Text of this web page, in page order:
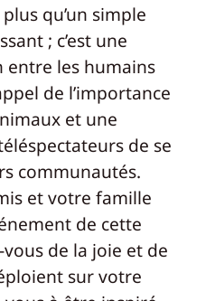
qu’un simple
; c’est une
entre les humains
de l’importance
et une
de se
communautés.
et votre famille
de cette
de la joie et de
sur votre